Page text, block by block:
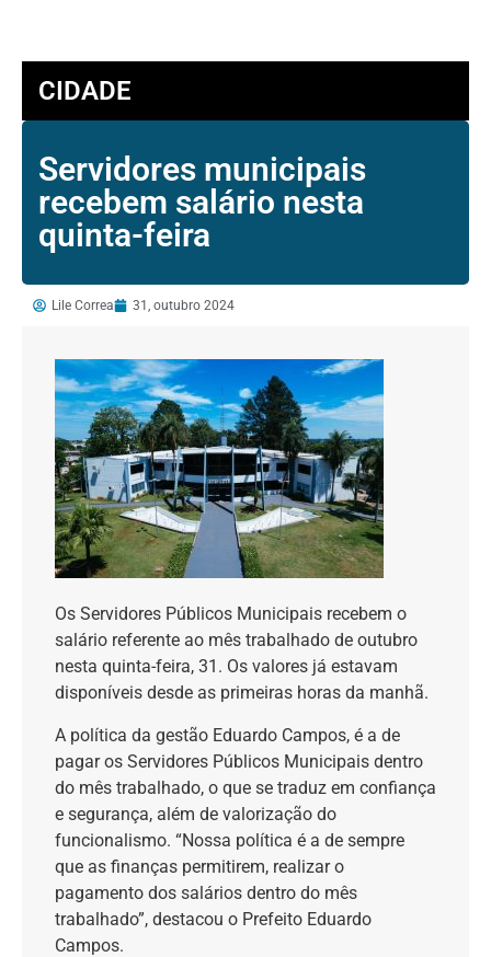
CIDADE
Servidores municipais
recebem salário nesta
quinta-feira
Lile Correa 31, outubro 2024
Os Servidores Públicos Municipais recebem o
salário referente ao mês trabalhado de outubro
nesta quinta-feira, 31. Os valores já estavam
disponíveis desde as primeiras horas da manhã.
A política da gestão Eduardo Campos, é a de
pagar os Servidores Públicos Municipais dentro
do mês trabalhado, o que se traduz em confiança
e segurança, além de valorização do
funcionalismo. “Nossa política é a de sempre
que as finanças permitirem, realizar o
pagamento dos salários dentro do mês
trabalhado”, destacou o Prefeito Eduardo
Campos.